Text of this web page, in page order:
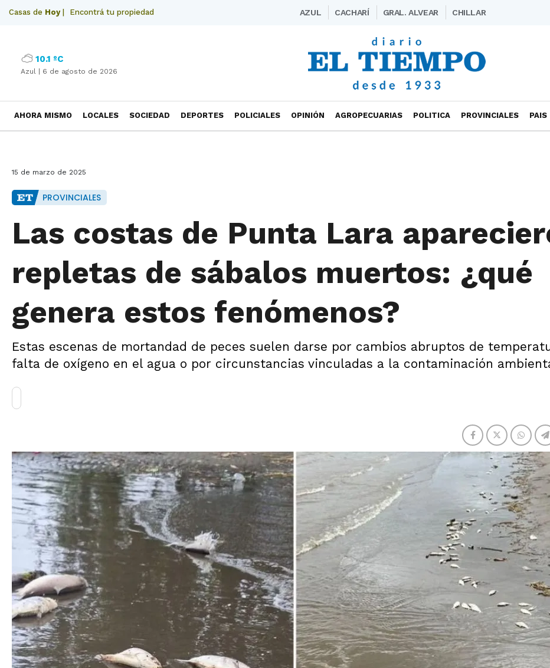
Casas de Hoy| Encontrá tu propiedad AZUL CACHARÍ GRAL. ALVEAR CHILLAR
10.1 ºC
Azul | 6 de agosto de 2026
AHORA MISMO LOCALES SOCIEDAD DEPORTES POLICIALES OPINIÓN AGROPECUARIAS POLITICA PROVINCIALES PAIS
15 de marzo de 2025
PROVINCIALES
Las costas de Punta Lara
repletas de sábalos muertos: ¿qué
genera estos fenómenos?
Estas escenas de mortandad de peces suelen darse por cambios abruptos de
falta de oxígeno en el agua o por circunstancias vinculadas a la contaminación